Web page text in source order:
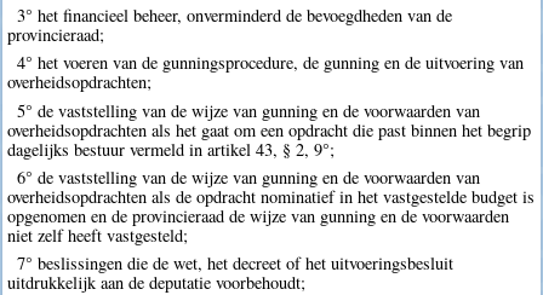
3° het financieel beheer, onverminderd de bevoegdheden van de
provincieraad;
4° het voeren van de gunningsprocedure, de gunning en de uitvoering van
overheidsopdrachten;
5° de vaststelling van de wijze van gunning en de voorwaarden van
overheidsopdrachten als het gaat om een opdracht die past binnen het begrip
dagelijks bestuur vermeld in artikel 43, § 2, 9°;
6° de vaststelling van de wijze van gunning en de voorwaarden van
overheidsopdrachten als de opdracht nominatief in het vastgestelde budget is
opgenomen en de provincieraad de wijze van gunning en de voorwaarden
niet zelf heeft vastgesteld;
7° beslissingen die de wet, het decreet of het uitvoeringsbesluit
uitdrukkelijk aan de deputatie voorbehoudt;